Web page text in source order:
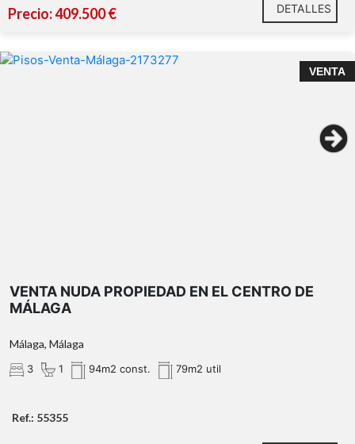
Precio: 409.500 € DETALLES
VENTA
VENTA NUDA PROPIEDAD EN EL CENTRO DE
MÁLAGA
Málaga, Málaga
3 1 94m2 const. 79m2 util
Ref.: 55355